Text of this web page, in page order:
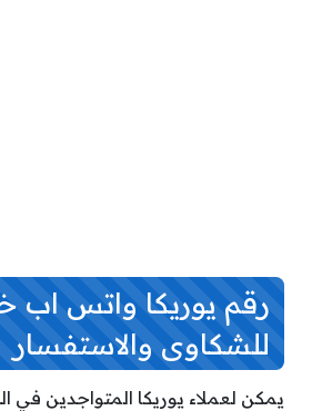
رقم يوريكا واتس اب
للشكاوى والاستفسار
يمكن لعملاء يوريكا المتواجدين في